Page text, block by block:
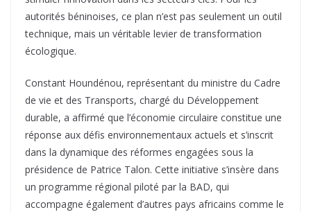
autorités béninoises, ce plan n’est pas seulement un outil
technique, mais un véritable levier de transformation
écologique.
Constant Houndénou, représentant du ministre du Cadre
de vie et des Transports, chargé du Développement
durable, a affirmé que l’économie circulaire constitue une
réponse aux défis environnementaux actuels et s’inscrit
dans la dynamique des réformes engagées sous la
présidence de Patrice Talon. Cette initiative s’insère dans
un programme régional piloté par la BAD, qui
accompagne également d’autres pays africains comme le